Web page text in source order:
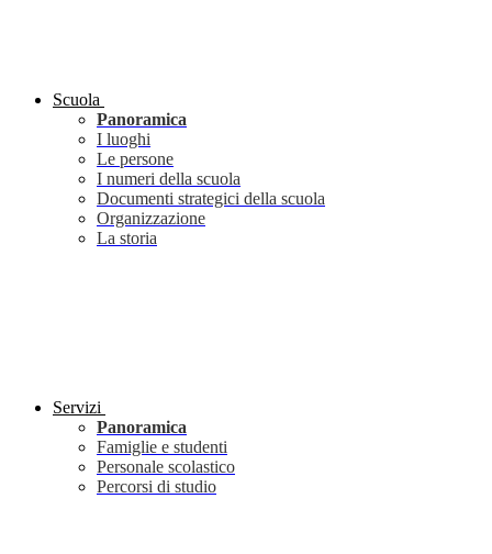
Scuola
Panoramica
I luoghi
Le persone
I numeri della scuola
Documenti strategici della scuola
Organizzazione
La storia
Servizi
Panoramica
Famiglie e studenti
Personale scolastico
Percorsi di studio